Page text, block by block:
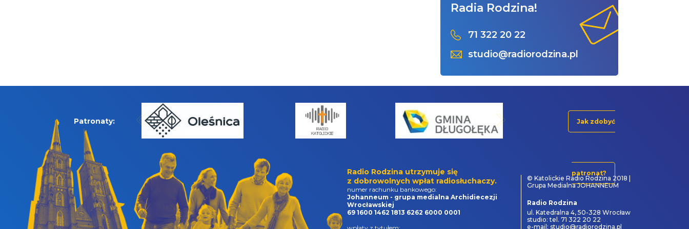
Radia Rodzina!
71 322 20 22
studio@radiorodzina.pl
Patronaty: Jak zdobyć
patronat?
Radio Rodzina utrzymuje się
z dobrowolnych wpłat radiosłuchaczy.
numer rachunku bankowego:
Johanneum - grupa medialna Archidiecezji
Wrocławskiej
69 1600 1462 1813 6262 6000 0001
© Katolickie Radio Rodzina 2018 |
Grupa Medialna JOHANNEUM
Radio Rodzina
ul. Katedralna 4, 50-328 Wrocław
studio: tel. 71 322 20 22
e-mail: studio@radiorodzina.pl